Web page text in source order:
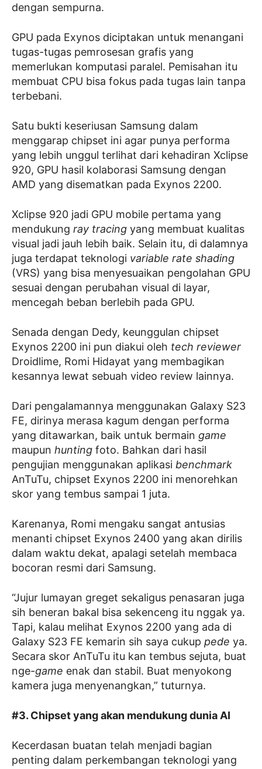
dengan sempurna.
GPU pada Exynos diciptakan untuk menangani
tugas-tugas pemrosesan grafis yang
memerlukan komputasi paralel. Pemisahan itu
membuat CPU bisa fokus pada tugas lain tanpa
terbebani.
Satu bukti keseriusan Samsung dalam
menggarap chipset ini agar punya performa
yang lebih unggul terlihat dari kehadiran Xclipse
920, GPU hasil kolaborasi Samsung dengan
AMD yang disematkan pada Exynos 2200.
Xclipse 920 jadi GPU mobile pertama yang
mendukung ray tracing yang membuat kualitas
visual jadi jauh lebih baik. Selain itu, di dalamnya
juga terdapat teknologi variable rate shading
(VRS) yang bisa menyesuaikan pengolahan GPU
sesuai dengan perubahan visual di layar,
mencegah beban berlebih pada GPU.
Senada dengan Dedy, keunggulan chipset
Exynos 2200 ini pun diakui oleh tech reviewer
Droidlime, Romi Hidayat yang membagikan
kesannya lewat sebuah video review lainnya.
Dari pengalamannya menggunakan Galaxy S23
FE, dirinya merasa kagum dengan performa
yang ditawarkan, baik untuk bermain game
maupun hunting foto. Bahkan dari hasil
pengujian menggunakan aplikasi benchmark
AnTuTu, chipset Exynos 2200 ini menorehkan
skor yang tembus sampai 1 juta.
Karenanya, Romi mengaku sangat antusias
menanti chipset Exynos 2400 yang akan dirilis
dalam waktu dekat, apalagi setelah membaca
bocoran resmi dari Samsung.
“Jujur lumayan greget sekaligus penasaran juga
sih beneran bakal bisa sekenceng itu nggak ya.
Tapi, kalau melihat Exynos 2200 yang ada di
Galaxy S23 FE kemarin sih saya cukup pede ya.
Secara skor AnTuTu itu kan tembus sejuta, buat
nge-game enak dan stabil. Buat menyokong
kamera juga menyenangkan,” tuturnya.
#3. Chipset yang akan mendukung dunia AI
Kecerdasan buatan telah menjadi bagian
penting dalam perkembangan teknologi yang